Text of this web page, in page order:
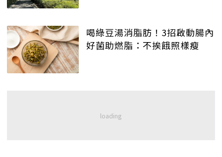
喝綠豆湯消脂肪！3招啟動腸內
好菌助燃脂：不挨餓照樣瘦